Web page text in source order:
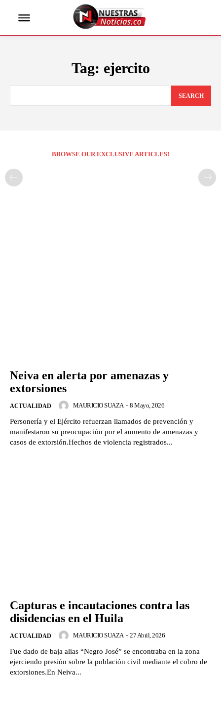
Tag: ejercito
SEARCH
BROWSE OUR EXCLUSIVE ARTICLES!
Neiva en alerta por amenazas y
extorsiones
ACTUALIDAD MAURICIO SUAZA - 8 Mayo, 2026
Personería y el Ejército refuerzan llamados de prevención y
manifestaron su preocupación por el aumento de amenazas y
casos de extorsión.Hechos de violencia registrados...
Capturas e incautaciones contra las
disidencias en el Huila
ACTUALIDAD MAURICIO SUAZA - 27 Abril, 2026
Fue dado de baja alias “Negro José” se encontraba en la zona
ejerciendo presión sobre la población civil mediante el cobro de
extorsiones.En Neiva...